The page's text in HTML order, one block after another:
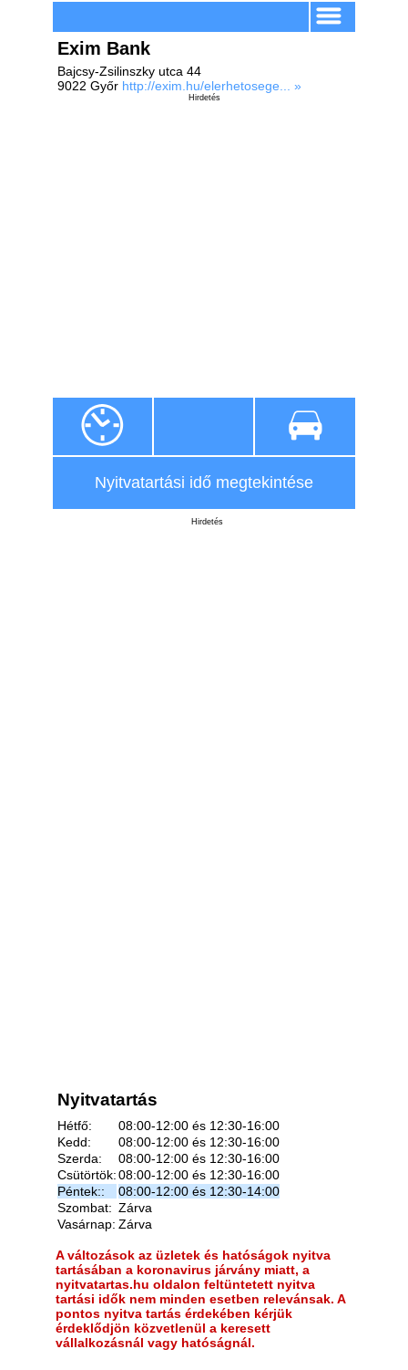
Exim Bank
Bajcsy-Zsilinszky utca 44
9022 Győr http://exim.hu/elerhetosege... »
Hirdetés
Nyitvatartási idő megtekintése
Hirdetés
Nyitvatartás
Hétfő:
08:00-12:00 és 12:30-16:00
Kedd:
08:00-12:00 és 12:30-16:00
Szerda:
08:00-12:00 és 12:30-16:00
Csütörtök:08:00-12:00 és 12:30-16:00
Péntek::
08:00-12:00 és 12:30-14:00
Szombat: Zárva
Vasárnap: Zárva
A változások az üzletek és hatóságok nyitva
tartásában a koronavirus járvány miatt, a
nyitvatartas.hu oldalon feltüntetett nyitva
tartási idők nem minden esetben relevánsak. A
pontos nyitva tartás érdekében kérjük
érdeklődjön közvetlenül a keresett
vállalkozásnál vagy hatóságnál.